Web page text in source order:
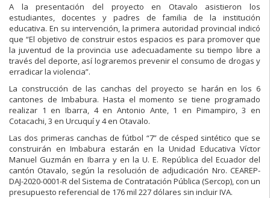
A la presentación del proyecto en Otavalo asistieron los
estudiantes, docentes y padres de familia de la institución
educativa. En su intervención, la primera autoridad provincial indicó
que “El objetivo de construir estos espacios es para promover que
la juventud de la provincia use adecuadamente su tiempo libre a
través del deporte, así lograremos prevenir el consumo de drogas y
erradicar la violencia”.
La construcción de las canchas del proyecto se harán en los 6
cantones de Imbabura. Hasta el momento se tiene programado
realizar 1 en Ibarra, 4 en Antonio Ante, 1 en Pimampiro, 3 en
Cotacachi, 3 en Urcuquí y 4 en Otavalo.
Las dos primeras canchas de fútbol “7” de césped sintético que se
construirán en Imbabura estarán en la Unidad Educativa Víctor
Manuel Guzmán en Ibarra y en la U. E. República del Ecuador del
cantón Otavalo, según la resolución de adjudicación Nro. CEAREP-
DAJ-2020-0001-R del Sistema de Contratación Pública (Sercop), con un
presupuesto referencial de 176 mil 227 dólares sin incluir IVA.